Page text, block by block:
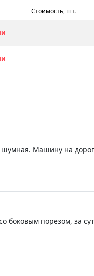
Стоимость, шт.
шумная. Машину на
боковым порезом, за